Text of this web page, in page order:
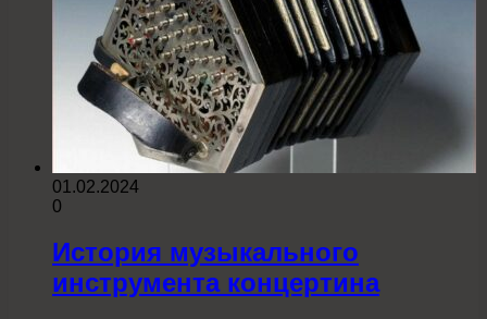
01.02.2024
0
История музыкального
инструмента концертина